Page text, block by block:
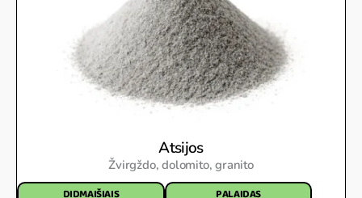
Atsijos
Žvirgždo, dolomito, granito
DIDMAIŠIAIS PALAIDAS